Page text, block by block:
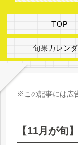
TOP
旬果カレン
※この記事には広
【11月が旬